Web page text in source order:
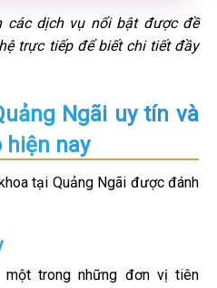
các dịch vụ nổi bật được đề
trực tiếp để biết chi tiết đầy
Ngãi uy tín và
hiện nay
tại Quảng Ngãi được đánh
một trong những đơn vị tiên